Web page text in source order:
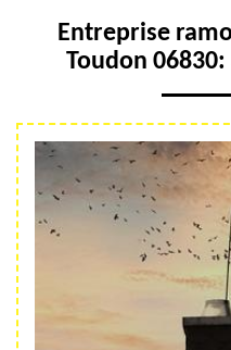
Entreprise
Toudon